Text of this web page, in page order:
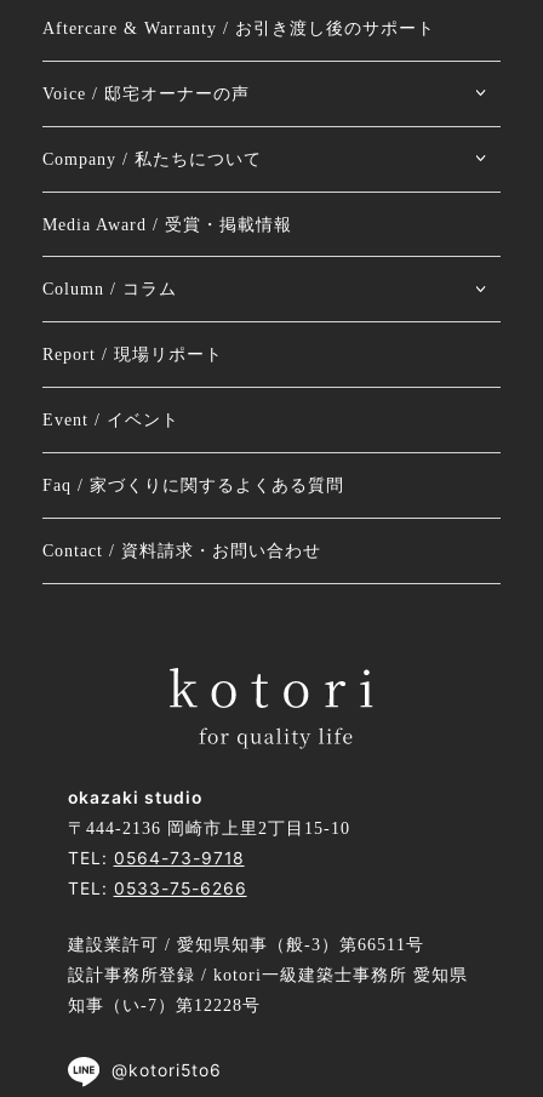
okazaki studio
〒444-2136 岡崎市上里2丁目15-10
TEL: 0564-73-9718
TEL: 0533-75-6266
建設業許可 / 愛知県知事（般-3）第66511号
設計事務所登録 / kotori一級建築士事務所 愛知県
知事（い-7）第12228号
@kotori5to6
Aftercare & Warranty / お引き渡し後のサポート
Voice / 邸宅オーナーの声
Company / 私たちについて
Media Award / 受賞・掲載情報
Column / コラム
Report / 現場リポート
Event / イベント
Faq / 家づくりに関するよくある質問
Contact / 資料請求・お問い合わせ